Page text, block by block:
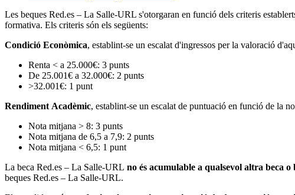
Les beques Red.es – La Salle-URL s'otorgaran en funció dels criteris
formativa. Els criteris són els següents:
Condició Econòmica, establint-se un escalat d'ingressos per la valoració
Renta < a 25.000€: 3 punts
De 25.001€ a 32.000€: 2 punts
>32.001€: 1 punt
Rendiment Acadèmic, establint-se un escalat de puntuació en funció de la
Nota mitjana > 8: 3 punts
Nota mitjana de 6,5 a 7,9: 2 punts
Nota mitjana < 6,5: 1 punt
La beca Red.es – La Salle-URL no és acumulable a qualsevol altra beca
beques Red.es – La Salle-URL.